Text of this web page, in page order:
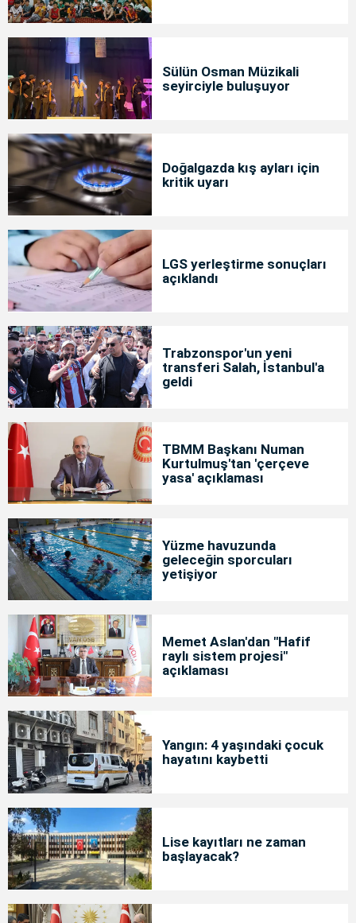
Sülün Osman Müzikali
seyirciyle buluşuyor
Doğalgazda kış ayları için
kritik uyarı
LGS yerleştirme sonuçları
açıklandı
Trabzonspor'un yeni
transferi Salah, İstanbul'a
geldi
TBMM Başkanı Numan
Kurtulmuş'tan 'çerçeve
yasa' açıklaması
Yüzme havuzunda
geleceğin sporcuları
yetişiyor
Memet Aslan'dan "Hafif
raylı sistem projesi"
açıklaması
Yangın: 4 yaşındaki çocuk
hayatını kaybetti
Lise kayıtları ne zaman
başlayacak?